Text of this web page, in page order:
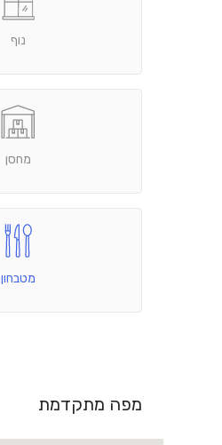
נוף
מחסן
מטבחון
מפה מתקדמת